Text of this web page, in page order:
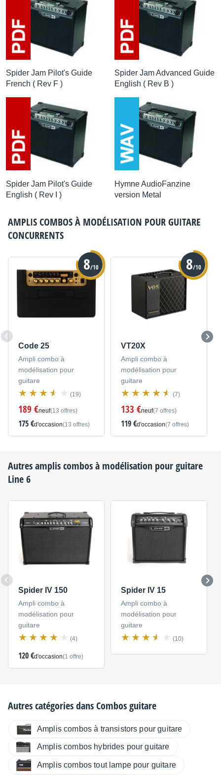
Spider Jam Pilot's Guide
French ( Rev F )
Spider Jam Advanced Guide
English ( Rev B )
Spider Jam Pilot's Guide
English ( Rev I )
Hymne AudioFanzine
version Metal
AMPLIS COMBOS À MODÉLISATION POUR GUITARE
CONCURRENTS
8/10
Code 25
Ampli combo à
modélisation pour
guitare
(19)
189 €neuf(13 offres)
175 €d'occasion(13 offres)
8/10
VT20X
Ampli combo à
modélisation pour
guitare
(7)
133 €neuf(7 offres)
119 €d'occasion(7 offres)
Autres amplis combos à modélisation pour guitare
Line 6
Spider IV 150
Ampli combo à
modélisation pour
guitare
(4)
120 €d'occasion(1 offre)
Spider IV 15
Ampli combo à
modélisation pour
guitare
(10)
Autres catégories dansCombos guitare
Amplis combos à transistors pour guitare
Amplis combos hybrides pour guitare
Amplis combos tout lampe pour guitare